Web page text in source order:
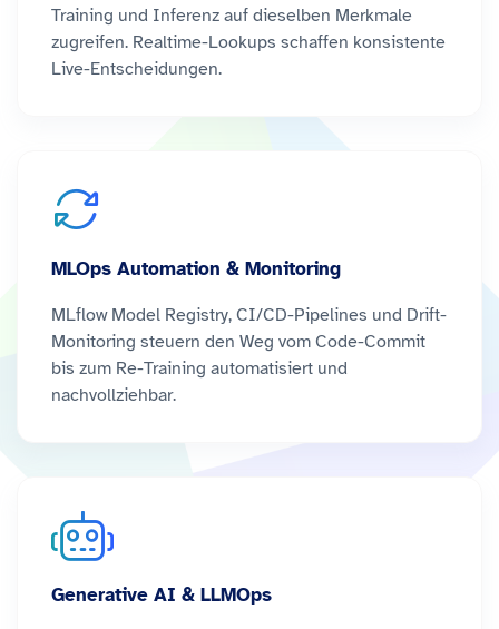
Training und Inferenz auf dieselben Merkmale
zugreifen. Realtime-Lookups schaffen konsistente
Live-Entscheidungen.
MLOps Automation & Monitoring
MLflow Model Registry, CI/CD-Pipelines und Drift-
Monitoring steuern den Weg vom Code-Commit
bis zum Re-Training automatisiert und
nachvollziehbar.
Generative AI & LLMOps